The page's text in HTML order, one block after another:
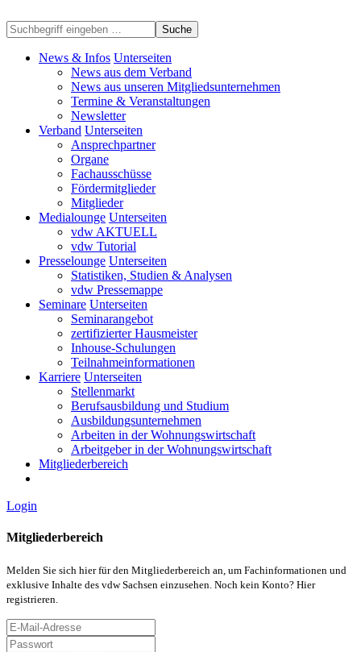
Suche
News & Infos Unterseiten
News aus dem Verband
News aus unseren Mitgliedsunternehmen
Termine & Veranstaltungen
Newsletter
Verband Unterseiten
Ansprechpartner
Organe
Fachausschüsse
Fördermitglieder
Mitglieder
Medialounge Unterseiten
vdw AKTUELL
vdw Tutorial
Presselounge Unterseiten
Statistiken, Studien & Analysen
vdw Pressemappe
Seminare Unterseiten
Seminarangebot
zertifizierter Hausmeister
Inhouse-Schulungen
Teilnahmeinformationen
Karriere Unterseiten
Stellenmarkt
Berufsausbildung und Studium
Ausbildungsunternehmen
Arbeiten in der Wohnungswirtschaft
Arbeitgeber in der Wohnungswirtschaft
Mitgliederbereich
Login
Mitgliederbereich
Melden Sie sich hier für den Mitgliederbereich an, um Fachinformationen und
exklusive Inhalte des vdw Sachsen einzusehen. Noch kein Konto? Hier
registrieren.